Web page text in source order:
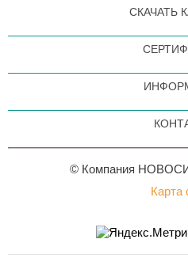
СКАЧАТЬ
© Компания
Карта